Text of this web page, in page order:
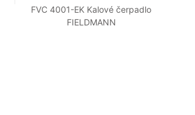
FVC 4001-EK Kalové čerpadlo
FIELDMANN